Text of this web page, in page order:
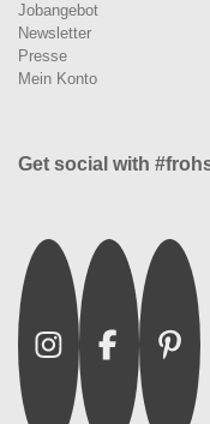
Jobangebot
Newsletter
Presse
Mein Konto
Get social with
InstagramFacebook